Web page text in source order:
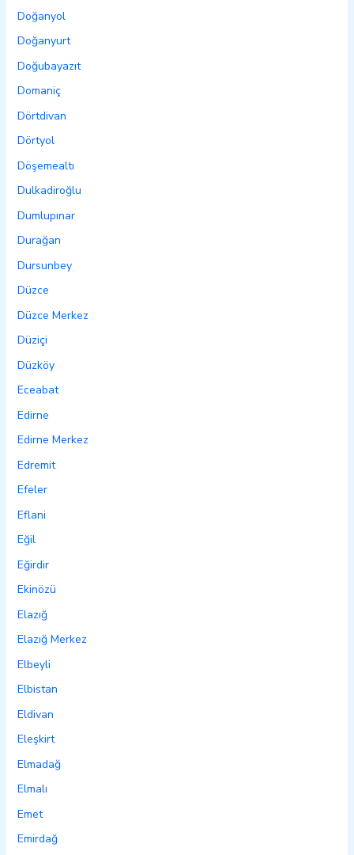
Doğanyol
Doğanyurt
Doğubayazıt
Domaniç
Dörtdivan
Dörtyol
Döşemealtı
Dulkadiroğlu
Dumlupınar
Durağan
Dursunbey
Düzce
Düzce Merkez
Düziçi
Düzköy
Eceabat
Edirne
Edirne Merkez
Edremit
Efeler
Eflani
Eğil
Eğirdir
Ekinözü
Elazığ
Elazığ Merkez
Elbeyli
Elbistan
Eldivan
Eleşkirt
Elmadağ
Elmalı
Emet
Emirdağ